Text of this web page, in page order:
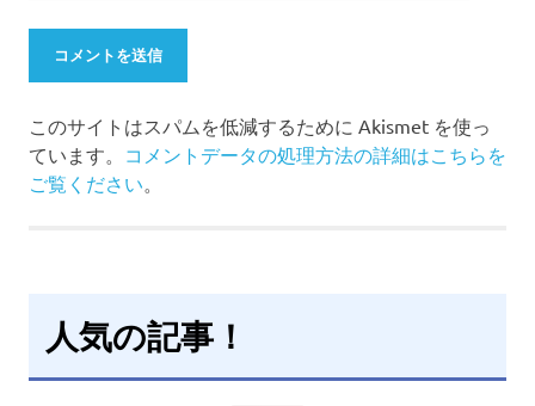
このサイトはスパムを低減するために Akismet を使っ
ています。 コメントデータの処理方法の詳細はこちらを
ご覧ください。
人気の記事！